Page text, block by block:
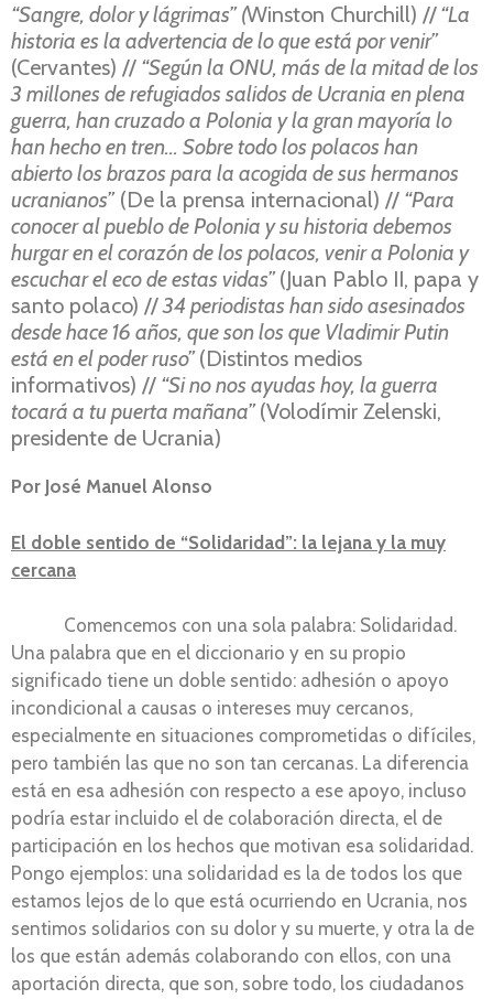
“Sangre, dolor y lágrimas” (Winston Churchill) //“La
historia es la advertencia de lo que está por venir”
(Cervantes) // “Según la ONU, más de la mitad de los
3 millones de refugiados salidos de Ucrania en plena
guerra, han cruzado a Polonia y la gran mayoría lo
han hecho en tren… Sobre todo los polacos han
abierto los brazos para la acogida de sus hermanos
ucranianos”(De la prensa internacional) // “Para
conocer al pueblo de Polonia y su historia debemos
hurgar en el corazón de los polacos, venir a Polonia y
escuchar el eco de estas vidas”(Juan Pablo II, papa y
santo polaco) //34 periodistas han sido asesinados
desde hace 16 años, que son los que Vladimir Putin
está en el poder ruso”(Distintos medios
informativos) // “Si no nos ayudas hoy, la guerra
tocará a tu puerta mañana”(Volodímir Zelenski,
presidente de Ucrania)
Por José Manuel Alonso
El doble sentido de “Solidaridad”: la lejana y la muy
cercana
Comencemos con una sola palabra: Solidaridad.
Una palabra que en el diccionario y en su propio
significado tiene un doble sentido: adhesión o apoyo
incondicional a causas o intereses muy cercanos,
especialmente en situaciones comprometidas o difíciles,
pero también las que no son tan cercanas. La diferencia
está en esa adhesión con respecto a ese apoyo, incluso
podría estar incluido el de colaboración directa, el de
participación en los hechos que motivan esa solidaridad.
Pongo ejemplos: una solidaridad es la de todos los que
estamos lejos de lo que está ocurriendo en Ucrania, nos
sentimos solidarios con su dolor y su muerte, y otra la de
los que están además colaborando con ellos, con una
aportación directa, que son, sobre todo, los ciudadanos